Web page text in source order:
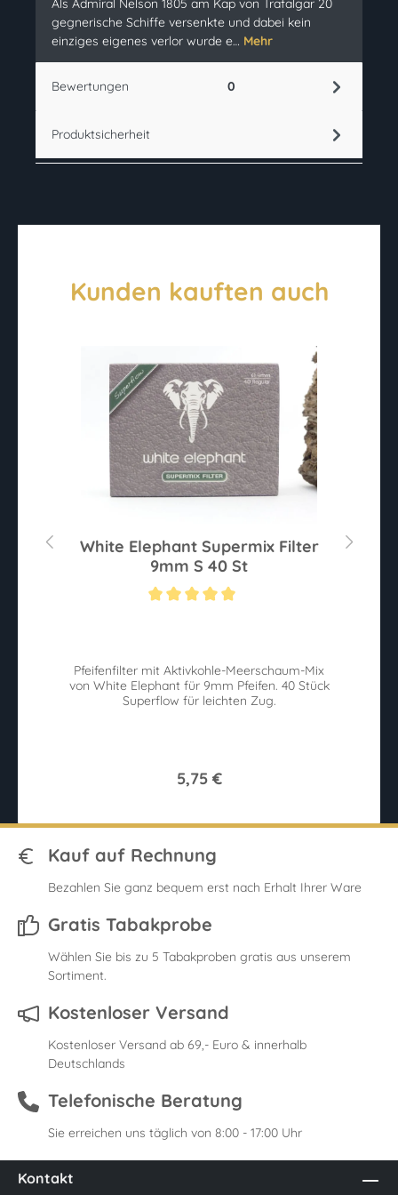
Als Admiral Nelson 1805 am Kap von Trafalgar 20
gegnerische Schiffe versenkte und dabei kein
einziges eigenes verlor wurde e… Mehr
Bewertungen 0
Produktsicherheit
Kunden kauften auch
White Elephant Supermix Filter
9mm S 40 St
Pfeifenfilter mit Aktivkohle-Meerschaum-Mix
von White Elephant für 9mm Pfeifen. 40 Stück
Superflow für leichten Zug.
5,75 €
Kauf auf Rechnung
Bezahlen Sie ganz bequem erst nach Erhalt Ihrer Ware
Gratis Tabakprobe
Wählen Sie bis zu 5 Tabakproben gratis aus unserem
Sortiment.
Kostenloser Versand
Kostenloser Versand ab 69,- Euro & innerhalb
Deutschlands
Telefonische Beratung
Sie erreichen uns täglich von 8:00 - 17:00 Uhr
Kontakt